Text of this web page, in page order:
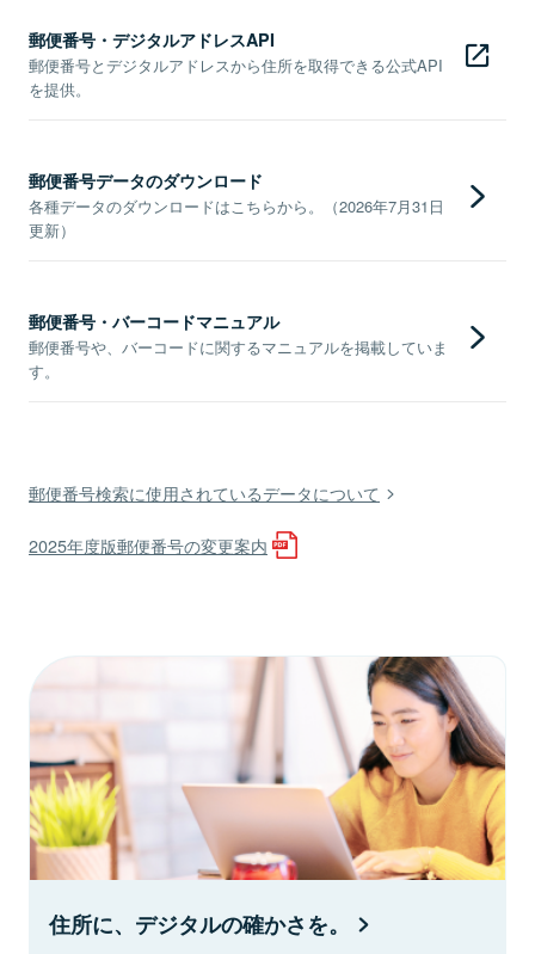
郵便番号・デジタルアドレスAPI
郵便番号とデジタルアドレスから住所を取得できる公式API
を提供。
郵便番号データのダウンロード
各種データのダウンロードはこちらから。（2026年7月31日
更新）
郵便番号・バーコードマニュアル
郵便番号や、バーコードに関するマニュアルを掲載していま
す。
郵便番号検索に使用されているデータについて
2025年度版郵便番号の変更案内
住所に、デジタルの確かさを。